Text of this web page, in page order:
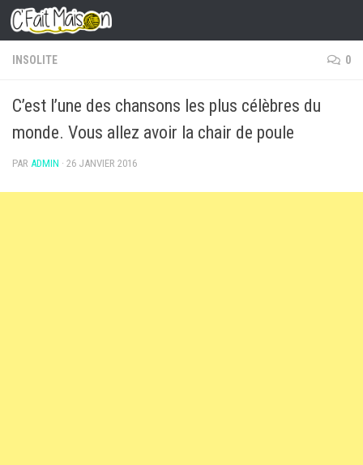
Skip to content
INSOLITE 0
C’est l’une des chansons les plus célèbres du
monde. Vous allez avoir la chair de poule
PAR ADMIN · 26 JANVIER 2016